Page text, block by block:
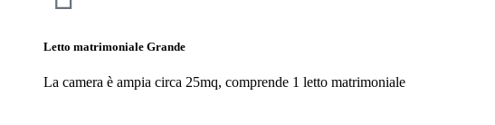
Letto matrimoniale Grande
La camera è ampia circa 25mq, comprende 1 letto matrimoniale